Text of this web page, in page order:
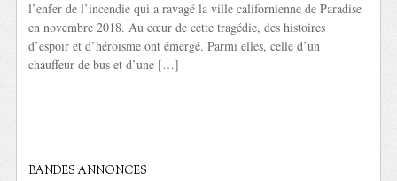
l’enfer de l’incendie qui a ravagé la ville californienne de Paradise
en novembre 2018. Au cœur de cette tragédie, des histoires
d’espoir et d’héroïsme ont émergé. Parmi elles, celle d’un
chauffeur de bus et d’une […]
BANDES ANNONCES